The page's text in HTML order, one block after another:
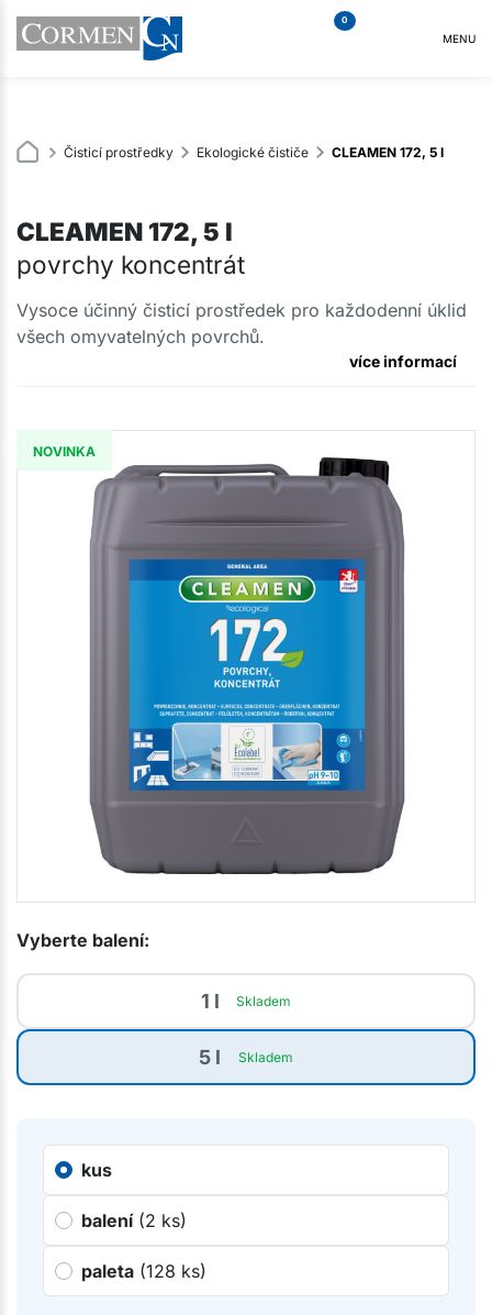
0
MENU
Čisticí prostředky Ekologické čističe CLEAMEN 172, 5 l
CLEAMEN 172, 5 l
povrchy koncentrát
Vysoce účinný čisticí prostředek pro každodenní úklid
všech omyvatelných povrchů.
více informací
NOVINKA
Vyberte balení:
1 l Skladem
5 l Skladem
kus
balení (2 ks)
paleta (128 ks)